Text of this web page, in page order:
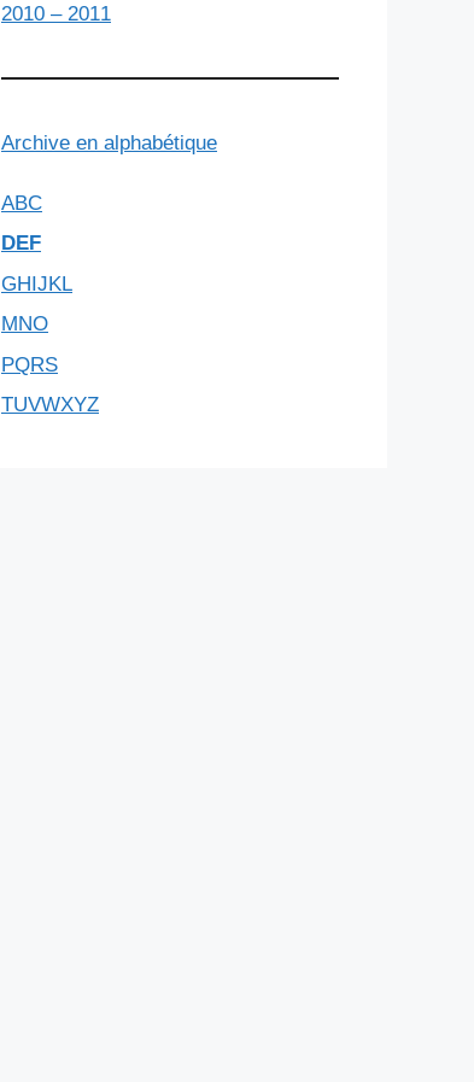
2010 – 2011
Archive en alphabétique
ABC
DEF
GHIJKL
MNO
PQRS
TUVWXYZ